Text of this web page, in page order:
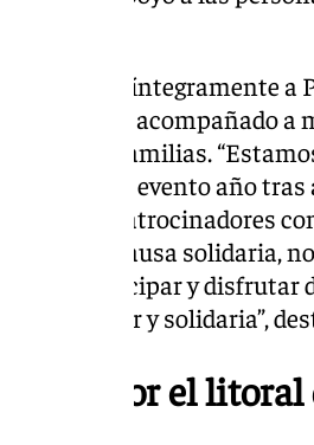
se destinará íntegramente
1985 ha acompañado
y a sus familias.
este evento año
nuevos patrocinadores
a esta causa solidaria,
a participar y disfrutar
familiar y solidaria”,
único por el